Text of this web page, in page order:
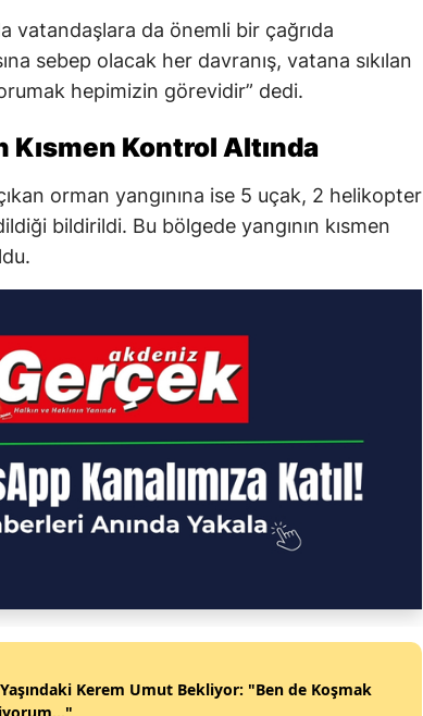
vatandaşlara da önemli bir çağrıda
sebep olacak her davranış, vatana sıkılan
hepimizin görevidir” dedi.
Kısmen Kontrol Altında
orman yangınına ise 5 uçak, 2 helikopter
bildirildi. Bu bölgede yangının kısmen
Kerem Umut Bekliyor: "Ben de Koşmak